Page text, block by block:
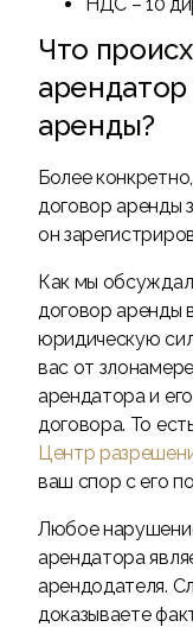
Что
аренды?
Более
договор аренды
он
Как мы
договор аренды
юридическую
вас от
арендатора и
договора. То
Центр
ваш спор с его
Любое
арендатора
арендодателя.
доказываете